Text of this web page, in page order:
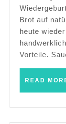
Brot auf
heute
Vorteile.
READ